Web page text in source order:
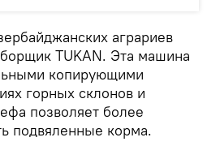
аграриев
TUKAN. Эта машина
копирующими
горных склонов и
позволяет более
подвяленные корма.